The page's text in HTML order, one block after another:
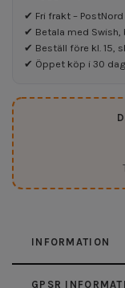
✔ Fri frakt – PostNord
✔ Betala med
✔ Beställ före kl. 15,
✔ Öppet köp i 30
INFORMATION
GPSR